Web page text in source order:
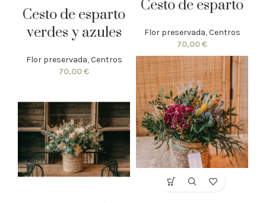
Cesto de esparto
Flor preservada,Centros
70,00€
Cesto de esparto
verdes y azules
Flor preservada,Centros
70,00€